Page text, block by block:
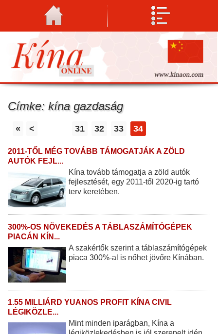
Címke: kína gazdaság
« < 31 32 33 34
2011-TŐL MÉG TOVÁBB TÁMOGATJÁK A ZÖLD
AUTÓK FEJL...
Kína tovább támogatja a zöld autók
fejlesztését, egy 2011-től 2020-ig tartó
terv keretében.
300%-OS NÖVEKEDÉS A TÁBLASZÁMÍTÓGÉPEK
PIACÁN KÍN...
A szakértők szerint a táblaszámítógépek
piaca 300%-al is nőhet jövőre Kínában.
1.55 MILLIÁRD YUANOS PROFIT KÍNA CIVIL
LÉGIKÖZLE...
Mint minden iparágban, Kína a